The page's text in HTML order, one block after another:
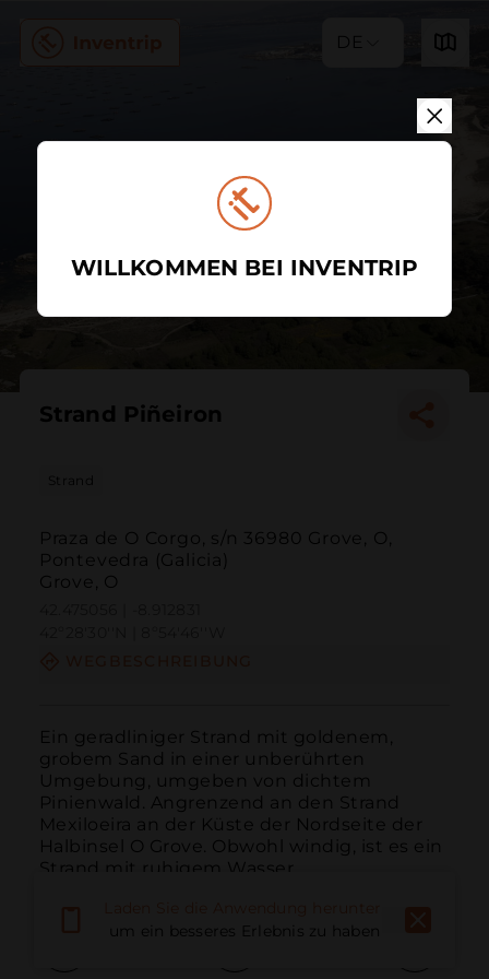
DE
Strand Piñeiron
Strand
Praza de O Corgo, s/n 36980 Grove, O,
Pontevedra (Galicia)
Grove, O
Ein geradliniger Strand mit goldenem,
grobem Sand in einer unberührten
Umgebung, umgeben von dichtem
Pinienwald. Angrenzend an den Strand
Mexiloeira an der Küste der Nordseite der
Halbinsel O Grove. Obwohl windig, ist es ein
Strand mit ruhigem Wasser.
um ein besseres Erlebnis zu haben
WILLKOMMEN BEI INVENTRIP